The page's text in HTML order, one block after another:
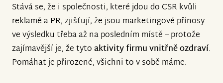
Stává se, že i společnosti, které jdou do CSR kvůli
reklamě a PR, zjišťují, že jsou marketingové přínosy
ve výsledku třeba až na posledním místě – protože
zajímavější je, že tytoaktivity firmu vnitřně ozdraví.
Pomáhat je přirozené, všichni to v sobě máme.